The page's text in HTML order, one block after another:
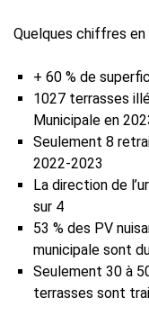
Quelques chiffres en
+ 60 % de
1027 terrasses
Municipale en
Seulement 8
2022-2023
La direction de
sur 4
53 % des PV
municipale sont
Seulement 30 à
terrasses sont